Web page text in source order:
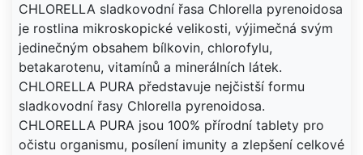
CHLORELLA sladkovodní řasa Chlorella pyrenoidosa
je rostlina mikroskopické velikosti, výjimečná svým
jedinečným obsahem bílkovin, chlorofylu,
betakarotenu, vitamínů a minerálních látek.
CHLORELLA PURA představuje nejčistší formu
sladkovodní řasy Chlorella pyrenoidosa.
CHLORELLA PURA jsou 100% přírodní tablety pro
očistu organismu, posílení imunity a zlepšení celkové